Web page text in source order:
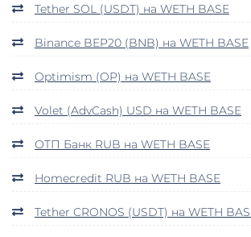
Tether SOL (USDT) на WETH BASE
Binance BEP20 (BNB) на WETH BASE
Optimism (OP) на WETH BASE
Volet (AdvCash) USD на WETH BASE
ОТП Банк RUB на WETH BASE
Homecredit RUB на WETH BASE
Tether CRONOS (USDT) на WETH